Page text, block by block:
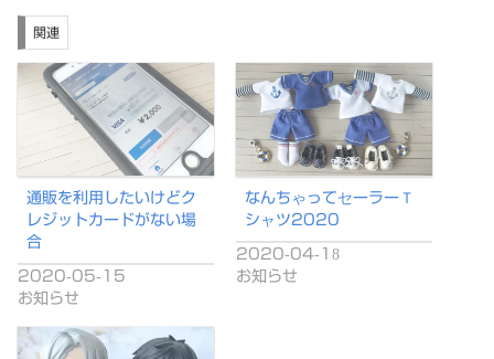
関連
通販を利用したいけどク
レジットカードがない場
合
2020-05-15
お知らせ
なんちゃってセーラーＴ
シャツ2020
2020-04-18
お知らせ